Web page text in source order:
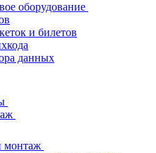
оборудование
и билетов
данных
монтаж